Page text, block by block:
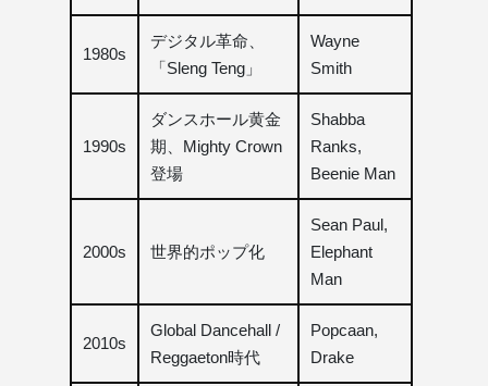
1980s
デジタル革命、
「Sleng Teng」
Wayne
Smith
1990s
ダンスホール黄金
期、Mighty Crown
登場
Shabba
Ranks,
Beenie Man
2000s 世界的ポップ化
Sean Paul,
Elephant
Man
2010s
Global Dancehall /
Reggaeton時代
Popcaan,
Drake